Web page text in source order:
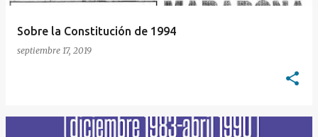
Sobre la Constitución de 1994
septiembre 17, 2019